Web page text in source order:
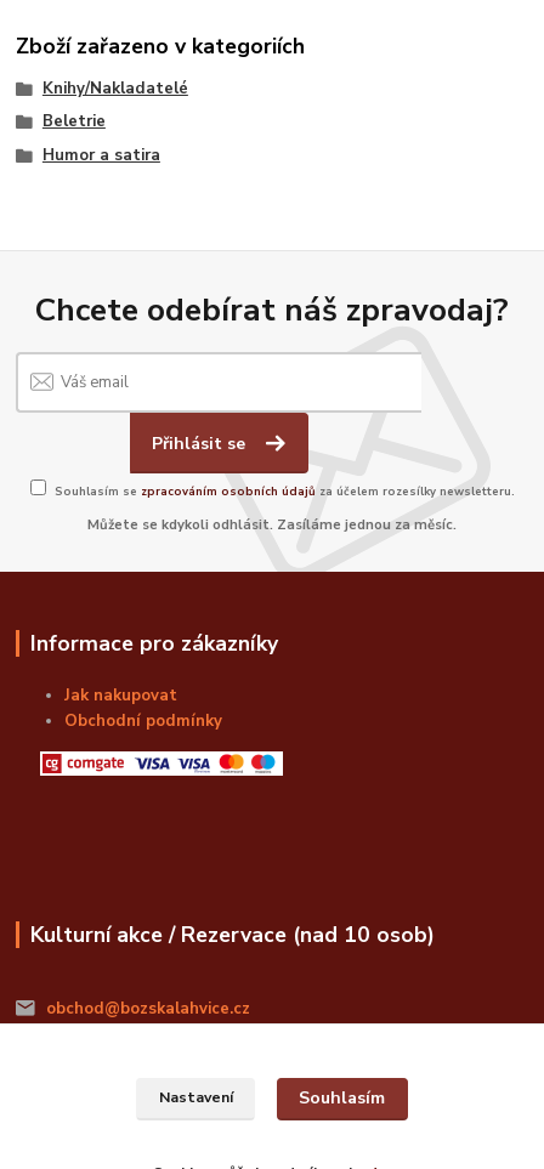
Zboží zařazeno v kategoriích
Knihy/Nakladatelé
Beletrie
Humor a satira
Chcete odebírat náš zpravodaj?
Přihlásit se
Souhlasím se zpracováním osobních údajů za účelem rozesílky newsletteru.
Můžete se kdykoli odhlásit. Zasíláme jednou za měsíc.
Informace pro zákazníky
Jak nakupovat
Obchodní podmínky
Kulturní akce / Rezervace (nad 10 osob)
obchod@bozskalahvice.cz
Nastavení Souhlasím